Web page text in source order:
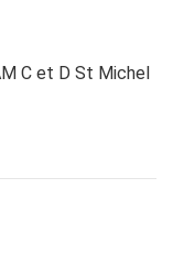
C et D St Michel